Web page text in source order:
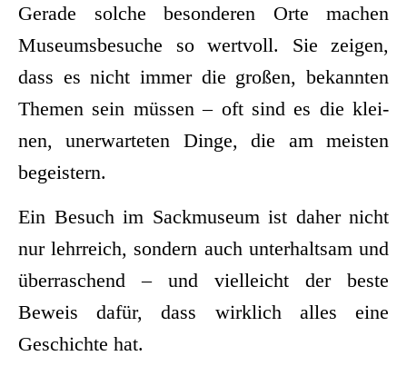
Gera­de sol­che beson­de­ren Orte machen
Muse­ums­be­su­che so wert­voll. Sie zei­gen,
dass es nicht immer die gro­ßen, bekann­ten
The­men sein müs­sen – oft sind es die klei­
nen, uner­war­te­ten Din­ge, die am meis­ten
begeistern.
Ein Besuch im Sack­mu­se­um ist daher nicht
nur lehr­reich, son­dern auch unter­halt­sam und
über­ra­schend – und viel­leicht der bes­te
Beweis dafür, dass wirk­lich alles eine
Geschich­te hat.